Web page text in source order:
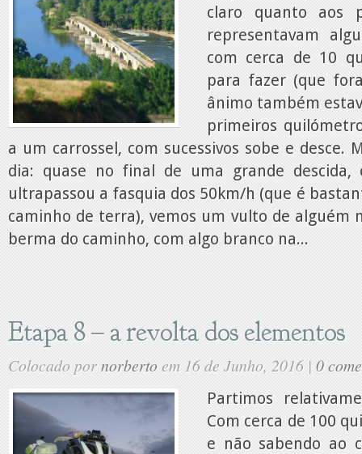
claro quanto aos
representavam
com cerca de 10
para fazer (que
ânimo também
primeiros
a um carrossel, com sucessivos sobe e desce.
dia: quase no final de uma grande descida,
ultrapassou a fasquia dos 50km/h (que é
caminho de terra), vemos um vulto de alguém
berma do caminho, com algo branco na...
Etapa 8 – a revolta dos elementos
Colocado pornorberto em 16 de Junho, 2016 | 0
Partimos
Com cerca de 100
e não sabendo ao